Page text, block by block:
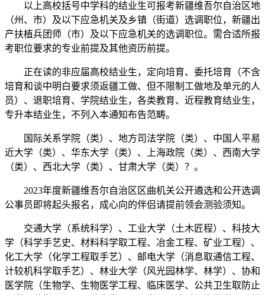
以上高校括号中学科的结业生可报考新疆维吾尔自治区地
（州、市）及以下应急机关及乡镇（街道）选调职位，新疆出
产扶植兵团师（市）及以下应急机关的选调职位。需合适所报
考职位要求的专业前提及其他资历前提。
正在读的非应届高校结业生，定向培育、委托培育（不含
培育和谈中明白要求须返疆工做、但不限制工做地及单元的人
员）、退职培育、学院结业生，各类教育、近程教育结业生，
专升本结业生，不列入本通知布告范畴。
国际关系学院（类）、地方司法学院（类）、中国人平易
近大学（类）、华东大学（类）、上海政院（类）、西南大学
（类）、西北大学（类）、甘肃大学（类）？。
2023年度新疆维吾尔自治区区曲机关公开遴选和公开选调
公事员即将起头报名，成心向的伴侣请提前领会测验须知。
交通大学（系统科学）、工业大学（土木匠程）、科技大
学（科学手艺史、材料科学取工程、冶金工程、矿业工程）、
化工大学（化学工程取手艺）、邮电大学（消息取通信工程、
计较机科学取手艺）、林业大学（风光园林学、林学）、协和
医学院（生物学、生物医学工程、临床医学、公共卫生取防止